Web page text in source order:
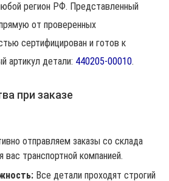
регион РФ. Представленный
от проверенных
сертифицирован и готов к
артикул детали: 440205-00010.
при заказе
отправляем заказы со склада
транспортной компанией.
Все детали проходят строгий